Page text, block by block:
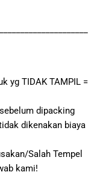
yg TIDAK TAMPIL =
dipacking
dikenakan biaya
Salah Tempel
kami!